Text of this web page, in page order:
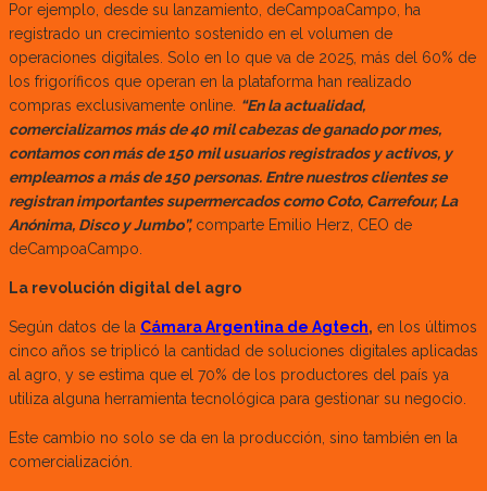
Por ejemplo, desde su lanzamiento, deCampoaCampo, ha
registrado un crecimiento sostenido en el volumen de
operaciones digitales. Solo en lo que va de 2025, más del 60% de
los frigoríficos que operan en la plataforma han realizado
compras exclusivamente online. “En la actualidad,
comercializamos más de 40 mil cabezas de ganado por mes,
contamos con más de 150 mil usuarios registrados y activos, y
empleamos a más de 150 personas. Entre nuestros clientes se
registran importantes supermercados como Coto, Carrefour, La
Anónima, Disco y Jumbo”,comparte Emilio Herz, CEO de
deCampoaCampo.
La revolución digital del agro
Según datos de la Cámara Argentina de Agtech, en los últimos
cinco años se triplicó la cantidad de soluciones digitales aplicadas
al agro, y se estima que el 70% de los productores del país ya
utiliza alguna herramienta tecnológica para gestionar su negocio.
Este cambio no solo se da en la producción, sino también en la
comercialización.